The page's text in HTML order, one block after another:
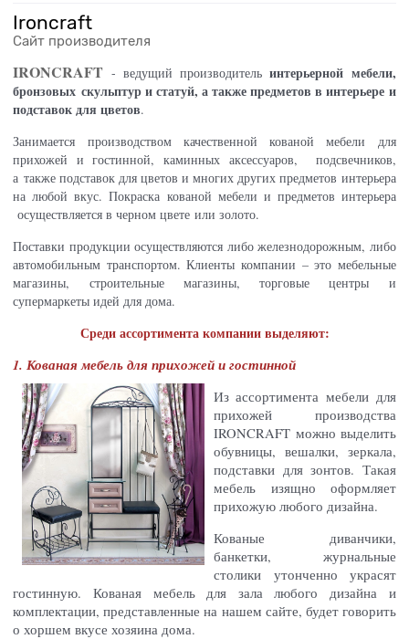
Ironcraft
Сайт производителя
IRONCRAFT - ведущий производитель интерьерной мебели,
бронзовых скульптур и статуй, а также предметов в интерьере и
подставок для цветов.
Занимается производством качественной кованой мебели для
прихожей и гостинной, каминных аксессуаров, подсвечников,
а также подставок для цветов и многих других предметов интерьера
на любой вкус. Покраска кованой мебели и предметов интерьера
осуществляется в черном цвете или золото.
Поставки продукции осуществляются либо железнодорожным, либо
автомобильным транспортом. Клиенты компании – это мебельные
магазины, строительные магазины, торговые центры и
супермаркеты идей для дома.
Среди ассортимента компании выделяют:
1. Кованая мебель для прихожей и гостинной
Из ассортимента мебели для
прихожей производства
IRONCRAFT можно выделить
обувницы, вешалки, зеркала,
подставки для зонтов. Такая
мебель изящно оформляет
прихожую любого дизайна.
Кованые диванчики,
банкетки, журнальные
столики утонченно украсят
гостинную. Кованая мебель для зала любого дизайна и
комплектации, представленные на нашем сайте, будет говорить
о хоршем вкусе хозяина дома.